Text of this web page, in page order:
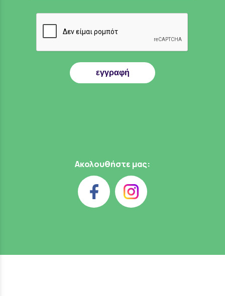
εγγραφή
Ακολουθήστε μας: